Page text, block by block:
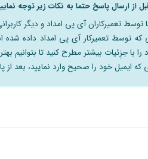
قبل از ارسال پاسخ حتما به نکات زیر توجه
توسط تعمیرکاران آی پی امداد و دیگر
که توسط تعمیرکار آی پی امداد داده
با جزِئیات بیشتر مطرح کنید تا بتوانیم
ایمیل خود را صحیح وارد نمایید، بعد از